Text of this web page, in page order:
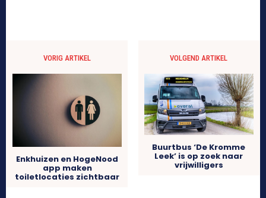
VORIG ARTIKEL
Enkhuizen en HogeNood
app maken
toiletlocaties zichtbaar
VOLGEND ARTIKEL
Buurtbus ‘De Kromme
Leek’ is op zoek naar
vrijwilligers